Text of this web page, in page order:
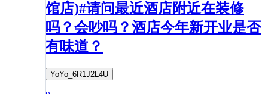
馆店)#请问最近酒店附近在装修
吗？会吵吗？酒店今年新开业是否
有味道？
YoYo_6R1J2L4U